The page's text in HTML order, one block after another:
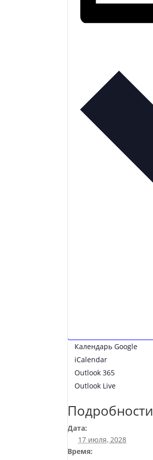
Календарь Google
iCalendar
Outlook 365
Outlook Live
Подробности
Дата:
17 июля, 2028
Время: